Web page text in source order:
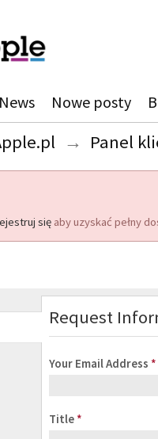
News Nowe posty
→ Panel
się aby uzyskać pełny
Request
Your Email Address *
Title *